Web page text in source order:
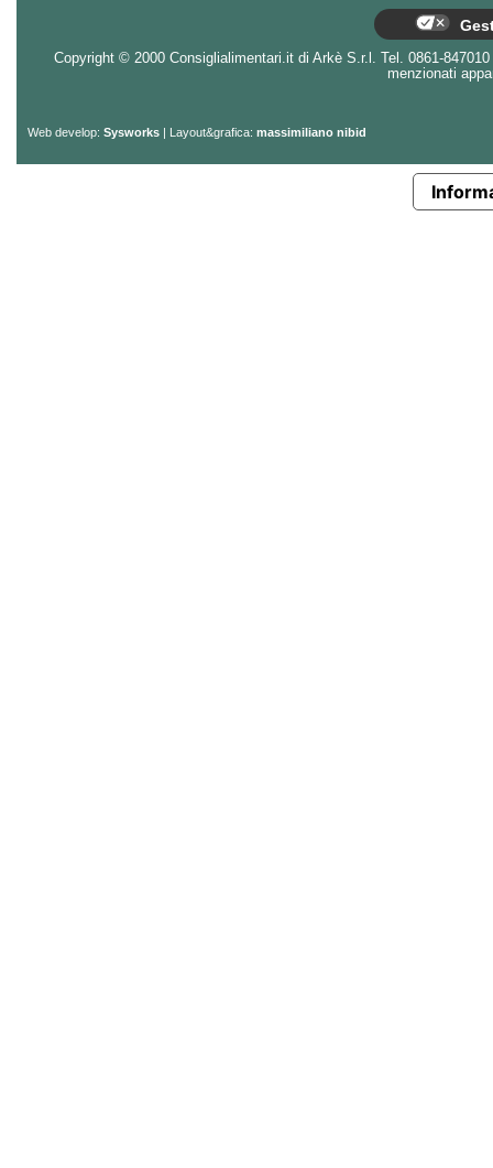
Copyright © 2000 Consiglialimentari.it di Arkè S.r.l. Tel. 0861-
menzionati
Web develop: Sysworks | Layout&grafica: massimiliano nibid